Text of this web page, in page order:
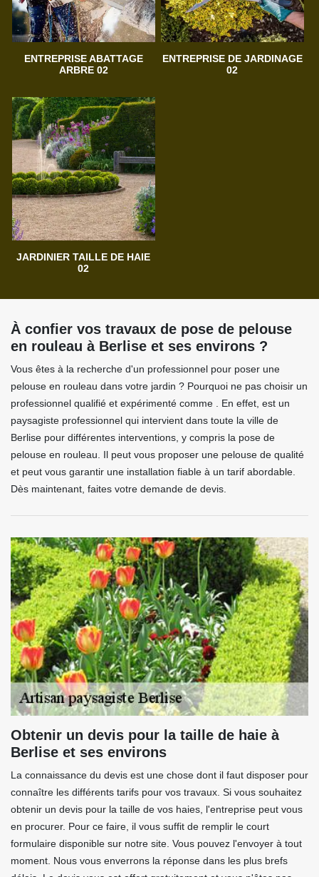
ENTREPRISE ABATTAGE
ARBRE 02
ENTREPRISE DE JARDINAGE
02
JARDINIER TAILLE DE HAIE
02
À confier vos travaux de pose de pelouse
en rouleau à Berlise et ses environs ?
Vous êtes à la recherche d'un professionnel pour poser une
pelouse en rouleau dans votre jardin ? Pourquoi ne pas choisir un
professionnel qualifié et expérimenté comme . En effet, est un
paysagiste professionnel qui intervient dans toute la ville de
Berlise pour différentes interventions, y compris la pose de
pelouse en rouleau. Il peut vous proposer une pelouse de qualité
et peut vous garantir une installation fiable à un tarif abordable.
Dès maintenant, faites votre demande de devis.
Obtenir un devis pour la taille de haie à
Berlise et ses environs
La connaissance du devis est une chose dont il faut disposer pour
connaître les différents tarifs pour vos travaux. Si vous souhaitez
obtenir un devis pour la taille de vos haies, l'entreprise peut vous
en procurer. Pour ce faire, il vous suffit de remplir le court
formulaire disponible sur notre site. Vous pouvez l'envoyer à tout
moment. Nous vous enverrons la réponse dans les plus brefs